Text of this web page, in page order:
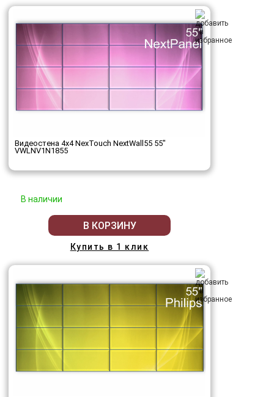
Видеостена 4x4 NexTouch NextWall55 55"
VWLNV1N1855
В наличии
В КОРЗИНУ
Купить в 1 клик